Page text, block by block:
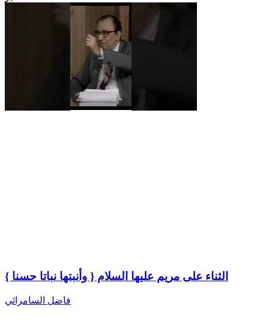
الثناء على مريم عليها السلام { وأنبتها نباتا حسنا }
فاضل السامرائي